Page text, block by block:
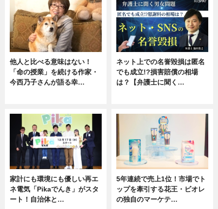
他人と比べる意味はない！
「命の授業」を続ける作家・
今西乃子さんが語る幸…
ネット上での名誉毀損は匿名
でも成立!?損害賠償の相場
は？【弁護士に聞く…
家計にも環境にも優しい再エ
ネ電気「Pikaでんき」がスタ
ート！自治体と…
5年連続で売上1位！市場でト
ップを牽引する花王・ビオレ
の独自のマーケテ…